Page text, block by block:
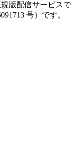
版配信サービスで
号）です。